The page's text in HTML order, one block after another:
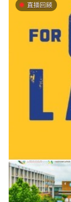
第79分钟，利
门击中立柱。
利物浦阵容：
纳特（77’乔·
古莫哈（67’伊
耶萨）